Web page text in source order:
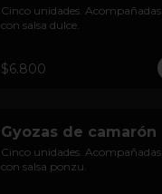
Cinco unidades. Acompañadas
con salsa dulce.
$6.800
Gyozas de camarón
Cinco unidades. Acompañadas
con salsa ponzu.